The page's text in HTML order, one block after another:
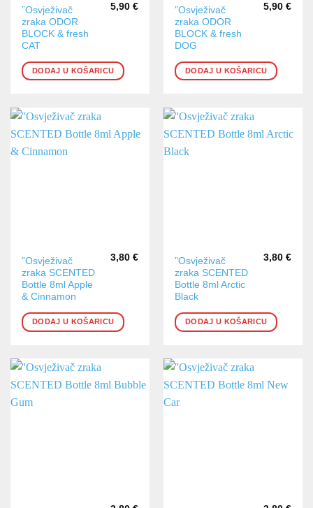
”Osvježivač
zraka ODOR
BLOCK & fresh
CAT
5,90 €
DODAJ U KOŠARICU
”Osvježivač
zraka ODOR
BLOCK & fresh
DOG
5,90 €
DODAJ U KOŠARICU
”Osvježivač
zraka SCENTED
Bottle 8ml Apple
& Cinnamon
3,80 €
DODAJ U KOŠARICU
”Osvježivač
zraka SCENTED
Bottle 8ml Arctic
Black
3,80 €
DODAJ U KOŠARICU